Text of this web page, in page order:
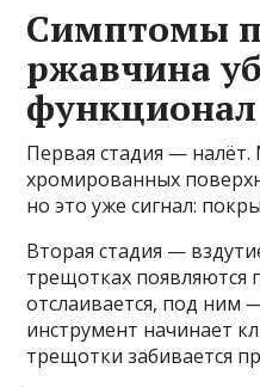
Симптомы
ржавчина
функционал
Первая стадия —
хромированных
но это уже сигнал:
Вторая стадия —
трещотках появляются
отслаивается, под ним
инструмент начинает
трещотки забивается